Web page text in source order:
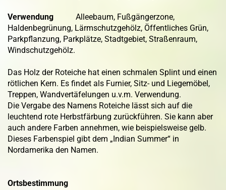
Verwendung Alleebaum, Fußgängerzone,
Haldenbegrünung, Lärmschutzgehölz, Öffentliches Grün,
Parkpflanzung, Parkplätze, Stadtgebiet, Straßenraum,
Windschutzgehölz.
Das Holz der Roteiche hat einen schmalen Splint und einen
rötlichen Kern. Es findet als Furnier, Sitz- und Liegemöbel,
Treppen, Wandvertäfelungen u.v.m. Verwendung.
Die Vergabe des Namens Roteiche lässt sich auf die
leuchtend rote Herbstfärbung zurückführen. Sie kann aber
auch andere Farben annehmen, wie beispielsweise gelb.
Dieses Farbenspiel gibt dem „Indian Summer“ in
Nordamerika den Namen.
Ortsbestimmung